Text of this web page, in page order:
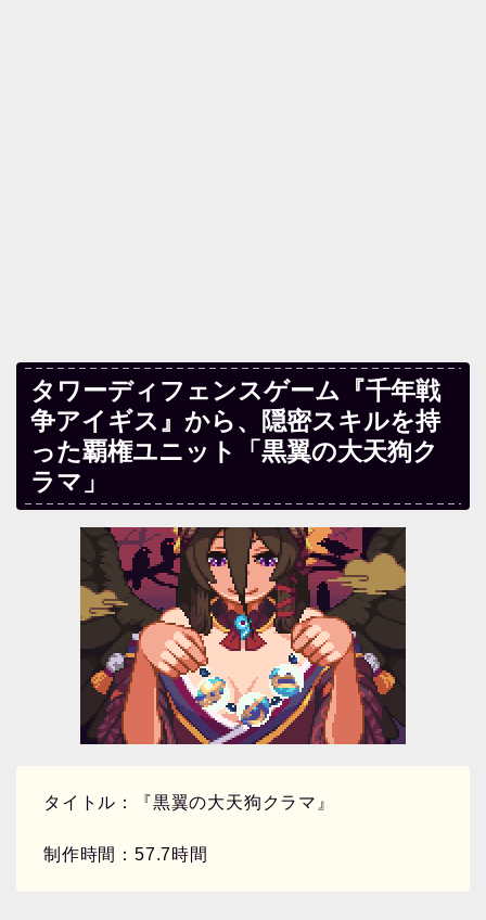
タワーディフェンスゲーム『千年戦
争アイギス』から、隠密スキルを持
った覇権ユニット「黒翼の大天狗ク
ラマ」
タイトル：『黒翼の大天狗クラマ』
制作時間：57.7時間